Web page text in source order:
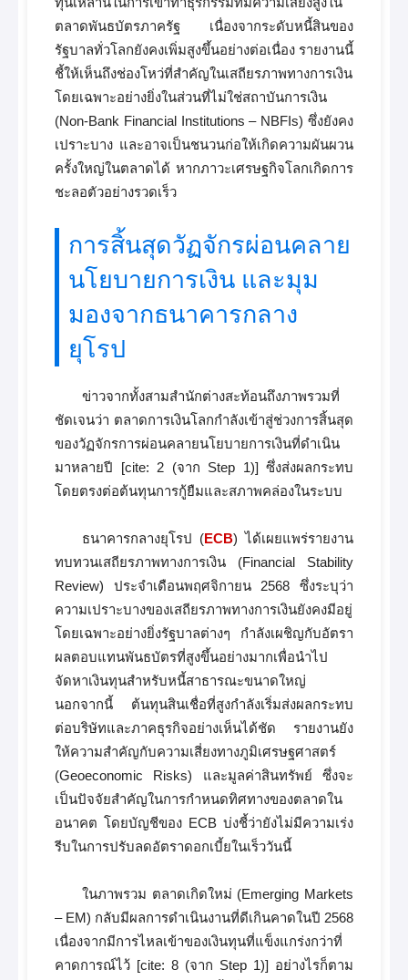
ตลาดพันธบัตรภาครัฐ เนื่องจากระดับหนี้สินของ
รัฐบาลทั่วโลกยังคงเพิ่มสูงขึ้นอย่างต่อเนื่อง รายงานนี้
ชี้ให้เห็นถึงช่องโหว่ที่สำคัญในเสถียรภาพทางการเงิน
โดยเฉพาะอย่างยิ่งในส่วนที่ไม่ใช่สถาบันการเงิน
(Non-Bank Financial Institutions – NBFIs) ซึ่งยังคง
เปราะบาง และอาจเป็นชนวนก่อให้เกิดความผันผวน
ครั้งใหญ่ในตลาดได้ หากภาวะเศรษฐกิจโลกเกิดการ
ชะลอตัวอย่างรวดเร็ว
การสิ้นสุดวัฏจักรผ่อนคลาย
นโยบายการเงิน และมุม
มองจากธนาคารกลาง
ยุโรป
ข่าวจากทั้งสามสำนักต่างสะท้อนถึงภาพรวมที่
ชัดเจนว่า ตลาดการเงินโลกกำลังเข้าสู่ช่วงการสิ้นสุด
ของวัฏจักรการผ่อนคลายนโยบายการเงินที่ดำเนิน
มาหลายปี [cite: 2 (จาก Step 1)] ซึ่งส่งผลกระทบ
โดยตรงต่อต้นทุนการกู้ยืมและสภาพคล่องในระบบ
ธนาคารกลางยุโรป (ECB) ได้เผยแพร่รายงาน
ทบทวนเสถียรภาพทางการเงิน (Financial Stability
Review) ประจำเดือนพฤศจิกายน 2568 ซึ่งระบุว่า
ความเปราะบางของเสถียรภาพทางการเงินยังคงมีอยู่
โดยเฉพาะอย่างยิ่งรัฐบาลต่างๆ กำลังเผชิญกับอัตรา
ผลตอบแทนพันธบัตรที่สูงขึ้นอย่างมากเพื่อนำไป
จัดหาเงินทุนสำหรับหนี้สาธารณะขนาดใหญ่
นอกจากนี้ ต้นทุนสินเชื่อที่สูงกำลังเริ่มส่งผลกระทบ
ต่อบริษัทและภาคธุรกิจอย่างเห็นได้ชัด รายงานยัง
ให้ความสำคัญกับความเสี่ยงทางภูมิเศรษฐศาสตร์
(Geoeconomic Risks) และมูลค่าสินทรัพย์ ซึ่งจะ
เป็นปัจจัยสำคัญในการกำหนดทิศทางของตลาดใน
อนาคต โดยบัญชีของ ECB บ่งชี้ว่ายังไม่มีความเร่ง
รีบในการปรับลดอัตราดอกเบี้ยในเร็ววันนี้
ในภาพรวม ตลาดเกิดใหม่ (Emerging Markets
– EM) กลับมีผลการดำเนินงานที่ดีเกินคาดในปี 2568
เนื่องจากมีการไหลเข้าของเงินทุนที่แข็งแกร่งกว่าที่
คาดการณ์ไว้ [cite: 8 (จาก Step 1)] อย่างไรก็ตาม